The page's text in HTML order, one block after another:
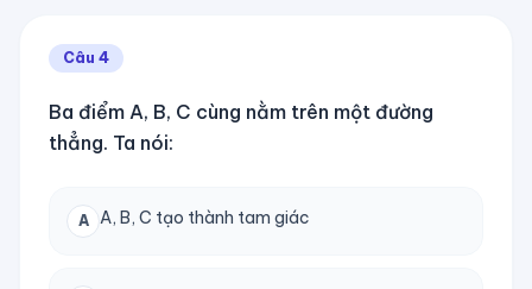
Câu 4
Ba điểm A, B, C cùng nằm trên một đường
thẳng. Ta nói:
A A, B, C tạo thành tam giác